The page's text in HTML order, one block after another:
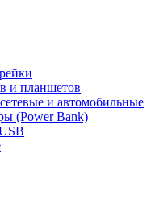
и планшетов
и автомобильные
(Power Bank)